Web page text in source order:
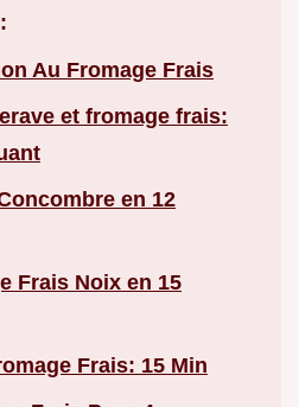
Au Fromage Frais
et fromage frais:
en 12
Frais Noix en 15
Frais: 15 Min